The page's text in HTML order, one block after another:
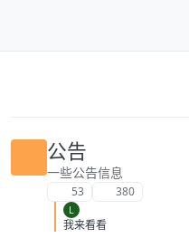
公告
一些公告信息
53 380
L
我来看看